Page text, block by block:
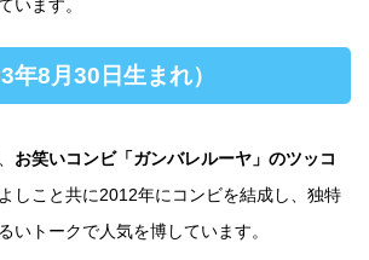
います。
年8月30日生まれ）
お笑いコンビ「ガンバレルーヤ」のツッコ
しこと共に2012年にコンビを結成し、独特
いトークで人気を博しています。